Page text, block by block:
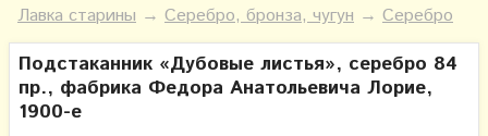
Лавка старины → Серебро, бронза, чугун → Серебро
Подстаканник «Дубовые листья», серебро 84
пр., фабрика Федора Анатольевича Лорие,
1900-е